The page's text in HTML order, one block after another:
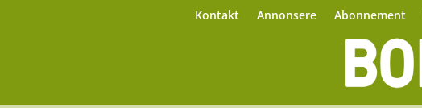
Kontakt Annonsere Abonnement